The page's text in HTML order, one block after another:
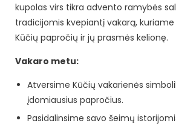
kupolas virs tikra advento ramybės
tradicijomis kvepiantį vakarą,
Kūčių papročių ir jų prasmės kelionę.
Vakaro metu:
Atversime Kūčių vakarienės
įdomiausius papročius.
Pasidalinsime savo šeimų